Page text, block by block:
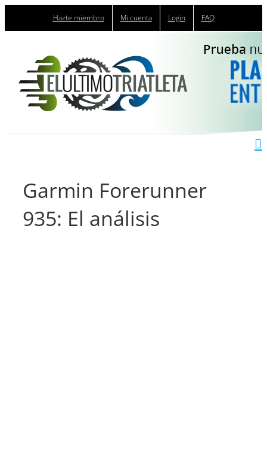
Hazte miembro Mi cuenta Login FAQ
Garmin Forerunner
935: El análisis